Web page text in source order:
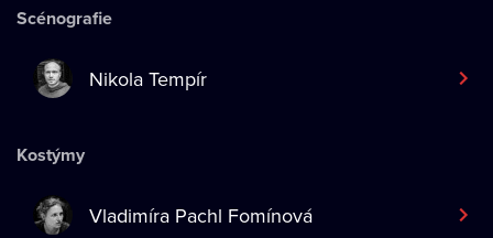
Scénografie
Nikola Tempír
Kostýmy
Vladimíra Pachl Fomínová